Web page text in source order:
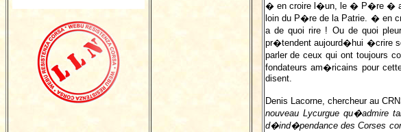
� en croire l�un, le � P�re �
loin du P�re de la Patrie. � en
a de quoi rire ! Ou de quoi
pr�tendent aujourd�hui �crire
parler de ceux qui ont toujours
fondateurs am�ricains pour
disent.
Denis Lacorne, chercheur au
nouveau Lycurgue
d�ind�pendance des Corses